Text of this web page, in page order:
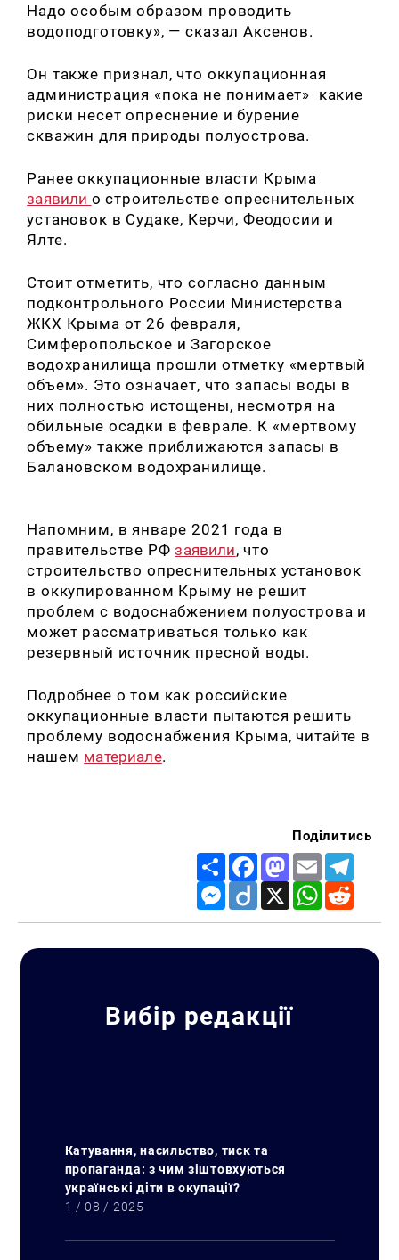
Надо особым образом проводить
водоподготовку», — сказал Аксенов.
Он также признал, что оккупационная
администрация «пока не понимает» какие
риски несет опреснение и бурение
скважин для природы полуострова.
Ранее оккупационные власти Крыма
заявили о строительстве опреснительных
установок в Судаке, Керчи, Феодосии и
Ялте.
Стоит отметить, что согласно данным
подконтрольного России Министерства
ЖКХ Крыма от 26 февраля,
Симферопольское и Загорское
водохранилища прошли отметку «мертвый
объем». Это означает, что запасы воды в
них полностью истощены, несмотря на
обильные осадки в феврале. К «мертвому
объему» также приближаются запасы в
Балановском водохранилище.
Напомним, в январе 2021 года в
правительстве РФзаявили, что
строительство опреснительных установок
в оккупированном Крыму не решит
проблем с водоснабжением полуострова и
может рассматриваться только как
резервный источник пресной воды.
Подробнее о том как российские
оккупационные власти пытаются решить
проблему водоснабжения Крыма, читайте в
нашем материале.
Поділитись
Share FacebookMastodon
Email
Messenger
Diigo X WhatsApp
Вибір редакції
Катування, насильство, тиск та
пропаганда: з чим зіштовхуються
українські діти в окупації?
1 / 08 / 2025